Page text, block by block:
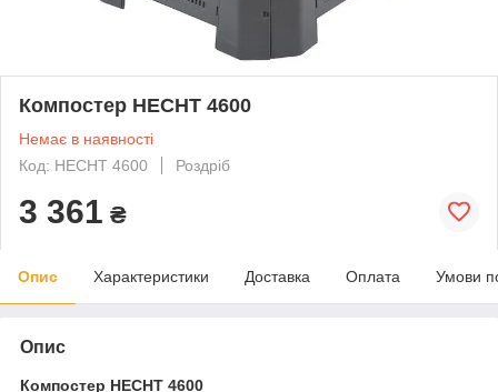
Компостер HECHT 4600
Немає в наявності
Код: HECHT 4600
Роздріб
3 361 ₴
Опис Характеристики Доставка Оплата Умови
Опис
Компостер HECHT 4600